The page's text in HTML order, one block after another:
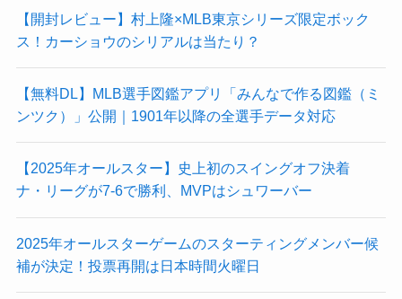
【開封レビュー】村上隆×MLB東京シリーズ限定ボック
ス！カーショウのシリアルは当たり？
【無料DL】MLB選手図鑑アプリ「みんなで作る図鑑（ミ
ンツク）」公開｜1901年以降の全選手データ対応
【2025年オールスター】史上初のスイングオフ決着
ナ・リーグが7-6で勝利、MVPはシュワーバー
2025年オールスターゲームのスターティングメンバー候
補が決定！投票再開は日本時間火曜日